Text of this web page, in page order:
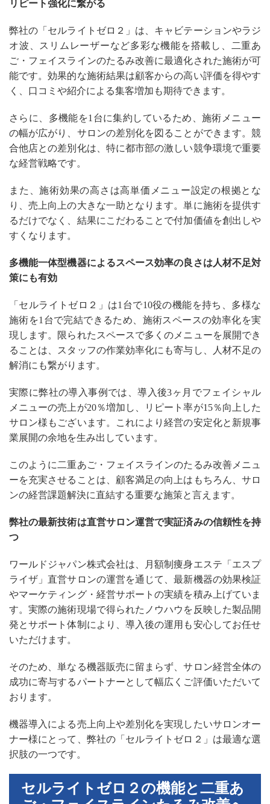
リピート強化に繋がる
弊社の「セルライトゼロ２」は、キャビテーションやラジ
オ波、スリムレーザーなど多彩な機能を搭載し、二重あ
ご・フェイスラインのたるみ改善に最適化された施術が可
能です。効果的な施術結果は顧客からの高い評価を得やす
く、口コミや紹介による集客増加も期待できます。
さらに、多機能を1台に集約しているため、施術メニュー
の幅が広がり、サロンの差別化を図ることができます。競
合他店との差別化は、特に都市部の激しい競争環境で重要
な経営戦略です。
また、施術効果の高さは高単価メニュー設定の根拠とな
り、売上向上の大きな一助となります。単に施術を提供す
るだけでなく、結果にこだわることで付加価値を創出しや
すくなります。
多機能一体型機器によるスペース効率の良さは人材不足対
策にも有効
「セルライトゼロ２」は1台で10役の機能を持ち、多様な
施術を1台で完結できるため、施術スペースの効率化を実
現します。限られたスペースで多くのメニューを展開でき
ることは、スタッフの作業効率化にも寄与し、人材不足の
解消にも繋がります。
実際に弊社の導入事例では、導入後3ヶ月でフェイシャル
メニューの売上が20％増加し、リピート率が15％向上した
サロン様もございます。これにより経営の安定化と新規事
業展開の余地を生み出しています。
このように二重あご・フェイスラインのたるみ改善メニュ
ーを充実させることは、顧客満足の向上はもちろん、サロ
ンの経営課題解決に直結する重要な施策と言えます。
弊社の最新技術は直営サロン運営で実証済みの信頼性を持
つ
ワールドジャパン株式会社は、月額制痩身エステ「エスプ
ライザ」直営サロンの運営を通じて、最新機器の効果検証
やマーケティング・経営サポートの実績を積み上げていま
す。実際の施術現場で得られたノウハウを反映した製品開
発とサポート体制により、導入後の運用も安心してお任せ
いただけます。
そのため、単なる機器販売に留まらず、サロン経営全体の
成功に寄与するパートナーとして幅広くご評価いただいて
おります。
機器導入による売上向上や差別化を実現したいサロンオー
ナー様にとって、弊社の「セルライトゼロ２」は最適な選
択肢の一つです。
セルライトゼロ２の機能と二重あ